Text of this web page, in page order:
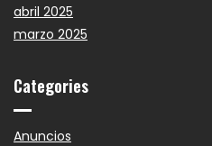
abril 2025
marzo 2025
Categories
Anuncios